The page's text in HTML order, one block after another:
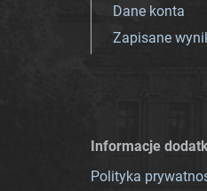
Dane konta
Zapisane
Informacje
Polityka